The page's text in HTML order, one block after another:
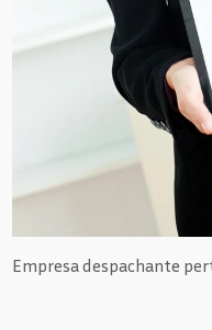
Empresa despachante